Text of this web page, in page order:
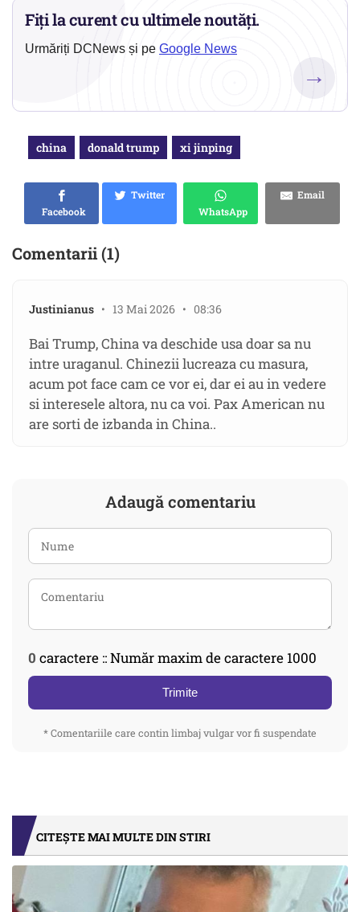
Fiți la curent cu ultimele noutăți.
Urmăriți DCNews și pe Google News
→
china donald trump xi jinping
Facebook
Twitter
WhatsApp
Email
Comentarii (1)
Justinianus • 13 Mai 2026 • 08:36
Bai Trump, China va deschide usa doar sa nu
intre uraganul. Chinezii lucreaza cu masura,
acum pot face cam ce vor ei, dar ei au in vedere
si interesele altora, nu ca voi. Pax American nu
are sorti de izbanda in China..
Adaugă comentariu
0 caractere :: Număr maxim de caractere 1000
Trimite
* Comentariile care contin limbaj vulgar vor fi suspendate
CITEȘTE MAI MULTE DIN STIRI